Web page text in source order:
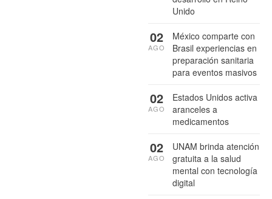
Unido
México comparte con
Brasil experiencias en
preparación sanitaria
para eventos masivos
02
AGO
Estados Unidos activa
aranceles a
medicamentos
02
AGO
UNAM brinda atención
gratuita a la salud
mental con tecnología
digital
02
AGO